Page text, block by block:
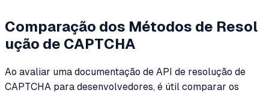
Comparação dos Métodos de Resol
ução de CAPTCHA
Ao avaliar uma documentação de API de resolução de
CAPTCHA para desenvolvedores, é útil comparar os